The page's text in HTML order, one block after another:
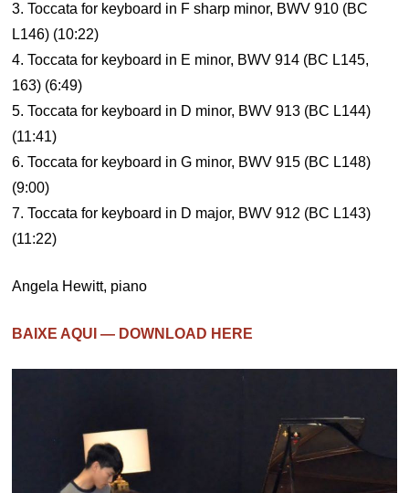
3. Toccata for keyboard in F sharp minor, BWV 910 (BC
L146) (10:22)
4. Toccata for keyboard in E minor, BWV 914 (BC L145,
163) (6:49)
5. Toccata for keyboard in D minor, BWV 913 (BC L144)
(11:41)
6. Toccata for keyboard in G minor, BWV 915 (BC L148)
(9:00)
7. Toccata for keyboard in D major, BWV 912 (BC L143)
(11:22)
Angela Hewitt, piano
BAIXE AQUI — DOWNLOAD HERE